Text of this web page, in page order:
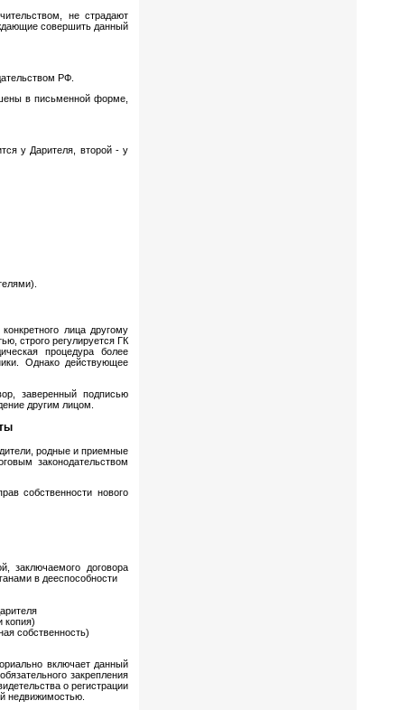
не страдают
совершить данный
РФ.
в письменной форме,
у Дарителя, второй - у
лица другому
строго регулируется ГК
процедура более
Однако действующее
заверенный подписью
другим лицом.
родные и приемные
законодательством
собственности нового
заключаемого договора
в дееспособности
копия)
собственность)
включает данный
закрепления
о регистрации
недвижимостью.